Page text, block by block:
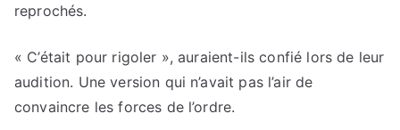
reprochés.
« C’était pour rigoler », auraient-ils confié lors de leur
audition. Une version qui n’avait pas l’air de
convaincre les forces de l’ordre.